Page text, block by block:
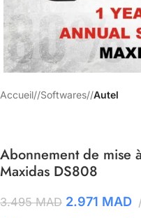
Accueil/ Softwares/ Autel
Abonnement de mise
Maxidas DS808
3.495MAD 2.971 MAD